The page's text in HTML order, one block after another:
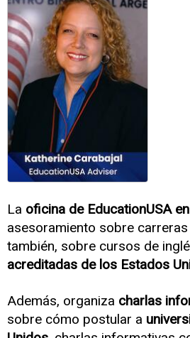
La oficina de EducationUSA
asesoramiento sobre
también, sobre cursos de
acreditadas de los Estados
Además, organiza charlas
sobre cómo postular a